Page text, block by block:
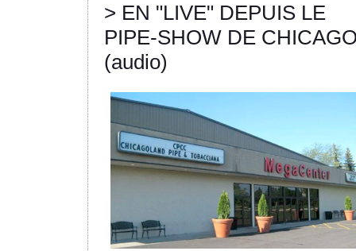
> EN "LIVE" DEPUIS LE
PIPE-SHOW DE
(audio)